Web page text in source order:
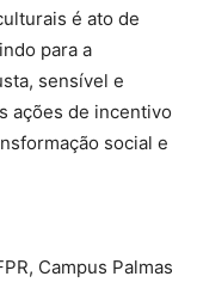
é ato de
para a
sensível e
ações de incentivo
social e
Campus Palmas